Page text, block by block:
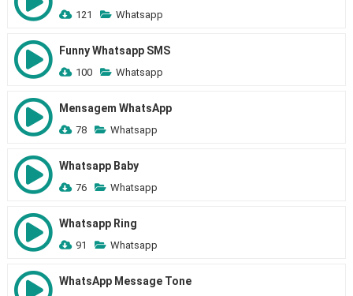
121 Whatsapp
Funny Whatsapp SMS
100 Whatsapp
Mensagem WhatsApp
78 Whatsapp
Whatsapp Baby
76 Whatsapp
Whatsapp Ring
91 Whatsapp
WhatsApp Message Tone